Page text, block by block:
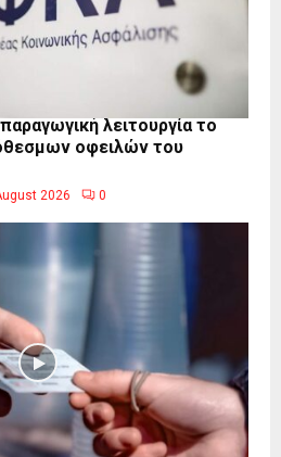
λειτουργία το
οφειλών του
2026 0